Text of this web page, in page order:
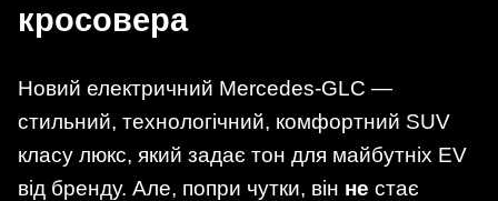
кросовера
Новий електричний Mercedes-GLC —
стильний, технологічний, комфортний SUV
класу люкс, який задає тон для майбутніх EV
від бренду. Але, попри чутки, він не стає